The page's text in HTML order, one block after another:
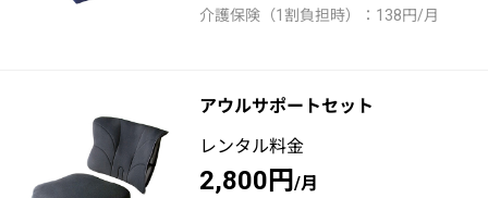
介護保険（1割負担時）：138円/月
アウルサポートセット
レンタル料金
2,800円/月